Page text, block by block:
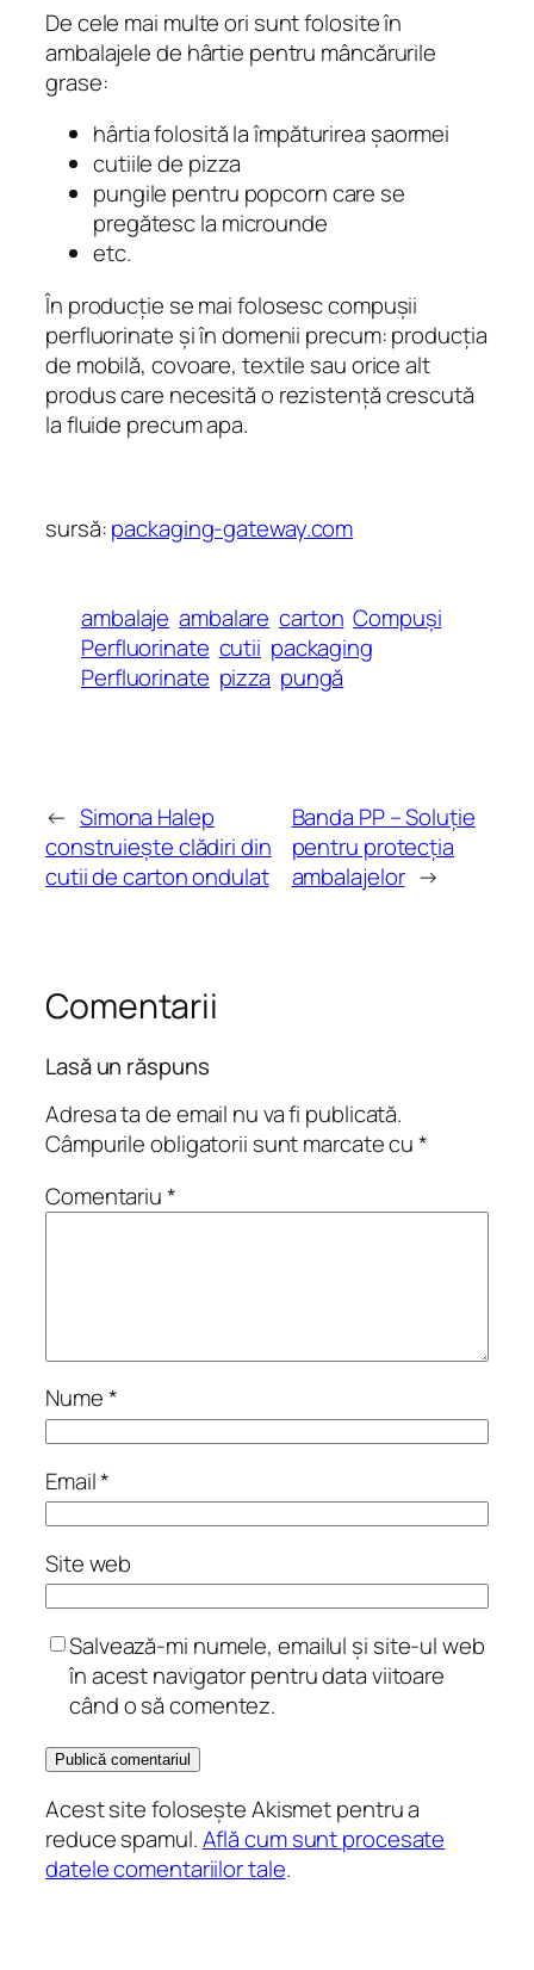
De cele mai multe ori sunt folosite în
ambalajele de hârtie pentru mâncărurile
grase:
hârtia folosită la împăturirea șaormei
cutiile de pizza
pungile pentru popcorn care se
pregătesc la microunde
etc.
În producție se mai folosesc compușii
perfluorinate și în domenii precum: producția
de mobilă, covoare, textile sau orice alt
produs care necesită o rezistență crescută
la fluide precum apa.
sursă:packaging-gateway.com
ambalaje ambalare carton Compuși
Perfluorinate cutii packaging
Perfluorinate pizza pungă
← Simona Halep
construiește clădiri din
cutii de carton ondulat
Banda PP – Soluție
pentru protecția
ambalajelor →
Comentarii
Lasă un răspuns
Adresa ta de email nu va fi publicată.
Câmpurile obligatorii sunt marcate cu*
Comentariu*
Nume*
Email*
Site web
Salvează-mi numele, emailul și site-ul web
în acest navigator pentru data viitoare
când o să comentez.
Acest site folosește Akismet pentru a
reduce spamul.Află cum sunt procesate
datele comentariilor tale.